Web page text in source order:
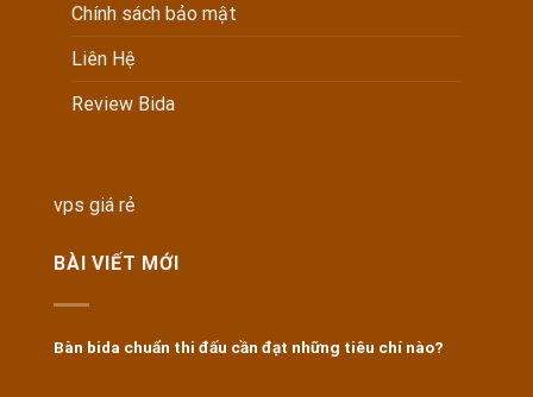
Chính sách bảo mật
Liên Hệ
Review Bida
vps giá rẻ
BÀI VIẾT MỚI
Bàn bida chuẩn thi đấu cần đạt những tiêu chí nào?